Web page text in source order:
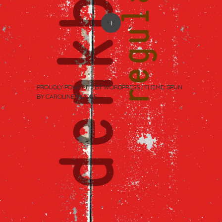
+
PROUDLY POWERED BY WORDPRESS |THEME: SPUN
BY CAROLINE MOORE.